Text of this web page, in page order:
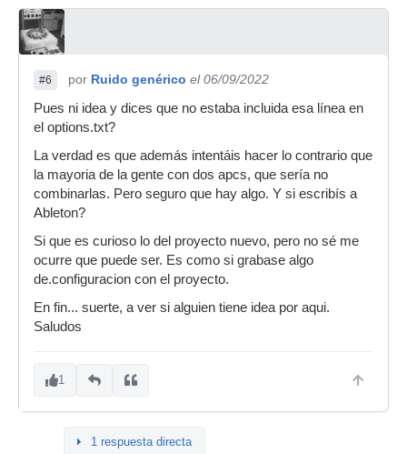
#6 por Ruido genérico el 06/09/2022
Pues ni idea y dices que no estaba incluida esa línea en
el options.txt?
La verdad es que además intentáis hacer lo contrario que
la mayoria de la gente con dos apcs, que sería no
combinarlas. Pero seguro que hay algo. Y si escribís a
Ableton?
Si que es curioso lo del proyecto nuevo, pero no sé me
ocurre que puede ser. Es como si grabase algo
de.configuracion con el proyecto.
En fin... suerte, a ver si alguien tiene idea por aqui.
Saludos
1
1 respuesta directa